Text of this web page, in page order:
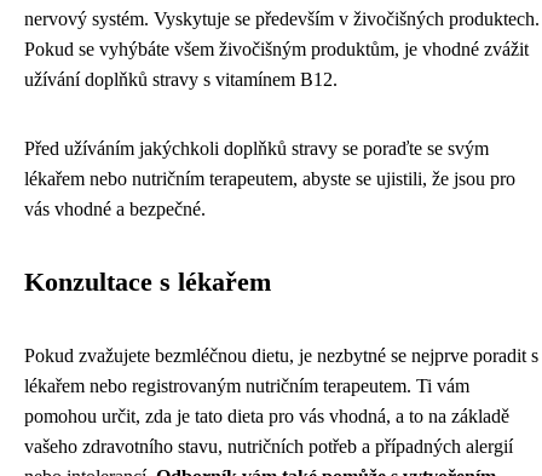
nervový systém. Vyskytuje se především v živočišných produktech.
Pokud se vyhýbáte všem živočišným produktům, je vhodné zvážit
užívání doplňků stravy s vitamínem B12.
Před užíváním jakýchkoli doplňků stravy se poraďte se svým
lékařem nebo nutričním terapeutem, abyste se ujistili, že jsou pro
vás vhodné a bezpečné.
Konzultace s lékařem
Pokud zvažujete bezmléčnou dietu, je nezbytné se nejprve poradit s
lékařem nebo registrovaným nutričním terapeutem. Ti vám
pomohou určit, zda je tato dieta pro vás vhodná, a to na základě
vašeho zdravotního stavu, nutričních potřeb a případných alergií